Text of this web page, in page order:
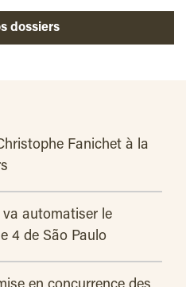
nos dossiers
Fanichet à la
automatiser le
4 de São Paulo